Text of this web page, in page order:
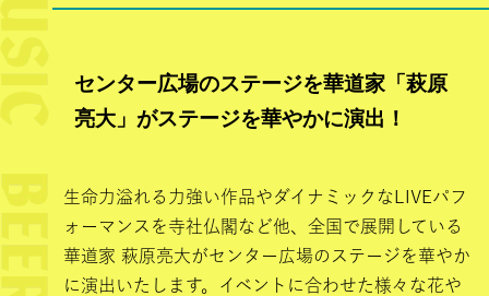
センター広場のステージを華道家「萩原
亮大」がステージを華やかに演出！
生命力溢れる力強い作品やダイナミックなLIVEパフ
ォーマンスを寺社仏閣など他、全国で展開している
華道家 萩原亮大がセンター広場のステージを華やか
に演出いたします。イベントに合わせた様々な花や